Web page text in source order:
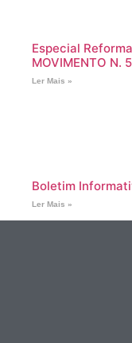
Especial
MOVIMENTO N.
Ler Mais »
Boletim
Ler Mais »